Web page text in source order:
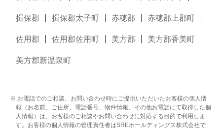
揖保郡 揖保郡太子町 赤穂郡 赤穂郡上郡町
佐用郡 佐用郡佐用町 美方郡 美方郡香美町
美方郡新温泉町
お電話でのご相談、お問い合わせ時にご提供いただいたお客様の個人情
報（お名前、ご住所、電話番号、物件情報、その他お電話にて取得した個
人情報）は、お客様のご相談やお問い合わせに対応する目的で利用しま
す。お客様の個人情報の管理責任者はSREホールディングス株式会社で